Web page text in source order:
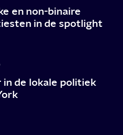
en non-binaire
in de spotlight
in de lokale politiek